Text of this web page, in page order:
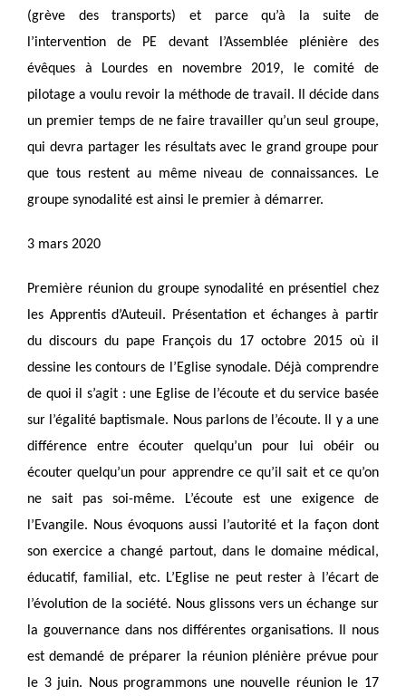
(grève des transports) et parce qu’à la suite de
l’intervention de PE devant l’Assemblée plénière des
évêques à Lourdes en novembre 2019, le comité de
pilotage a voulu revoir la méthode de travail. Il décide dans
un premier temps de ne faire travailler qu’un seul groupe,
qui devra partager les résultats avec le grand groupe pour
que tous restent au même niveau de connaissances. Le
groupe synodalité est ainsi le premier à démarrer.
3 mars 2020
Première réunion du groupe synodalité en présentiel chez
les Apprentis d’Auteuil. Présentation et échanges à partir
du discours du pape François du 17 octobre 2015 où il
dessine les contours de l’Eglise synodale. Déjà comprendre
de quoi il s’agit : une Eglise de l’écoute et du service basée
sur l’égalité baptismale. Nous parlons de l’écoute. Il y a une
différence entre écouter quelqu’un pour lui obéir ou
écouter quelqu’un pour apprendre ce qu’il sait et ce qu’on
ne sait pas soi-même. L’écoute est une exigence de
l’Evangile. Nous évoquons aussi l’autorité et la façon dont
son exercice a changé partout, dans le domaine médical,
éducatif, familial, etc. L’Eglise ne peut rester à l’écart de
l’évolution de la société. Nous glissons vers un échange sur
la gouvernance dans nos différentes organisations. Il nous
est demandé de préparer la réunion plénière prévue pour
le 3 juin. Nous programmons une nouvelle réunion le 17